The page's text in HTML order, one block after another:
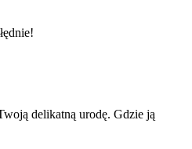
delikatną urodę. Gdzie ją